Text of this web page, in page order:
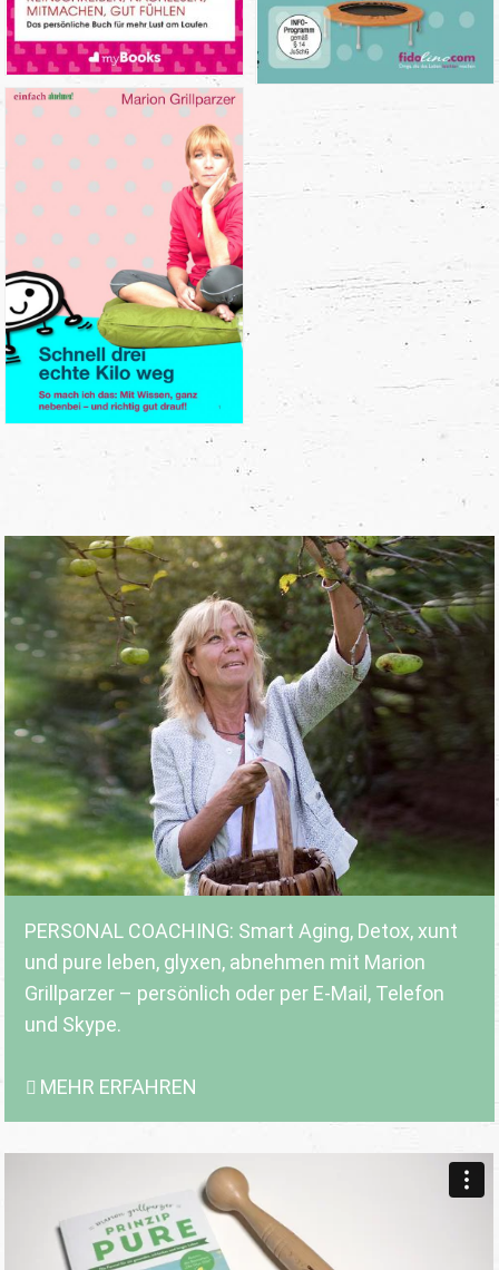
PERSONAL COACHING: Smart Aging, Detox, xunt
und pure leben, glyxen, abnehmen mit Marion
Grillparzer – persönlich oder per E-Mail, Telefon
und Skype.
MEHR ERFAHREN